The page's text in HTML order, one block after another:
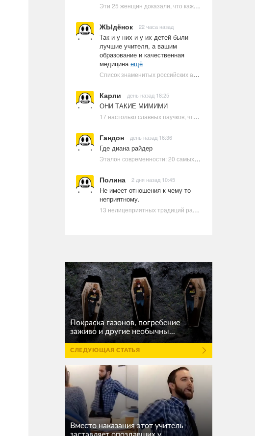
Эти 25 женщин доказали, что каждое тело имеет право быть в бикини
ЖЫдёнок 22 часа назад
Так и у них и у их детей были
лучшие учителя, а вашим
образование и качественная
медицинаещё
Список знаменитых российских артистов-евреев | Ультрамарин
Карли день назад 18:25
ОНИ ТАКИЕ МИМИМИ
17 настолько славных паучков, что даже у арахнофобов появится желание их погладить
Гандон день назад 16:36
Где диана райдер
Эталон современности: 20 самых красивых и привлекательных актрис Голливуда, по мнению Google | Ультрамарин
Полина 2 дня назад 10:45
Не имеет отношения к чему-то
неприятному.
13 нелицеприятных традиций разных стран, которые могут шокировать неподготовленного человека
Покраска газонов, погребение
заживо и другие необычны...
СЛЕДУЮЩАЯ СТАТЬЯ
Вместо наказания этот учитель